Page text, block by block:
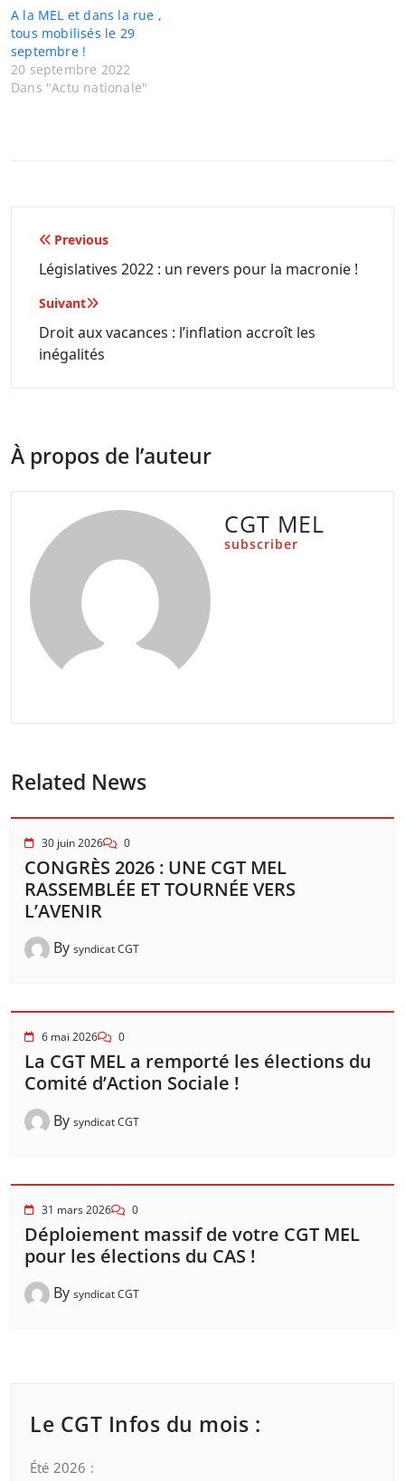
A la MEL et dans la rue ,
tous mobilisés le 29
septembre !
20 septembre 2022
Dans "Actu nationale"
Navigation
de
l’article
Previous
Législatives 2022 : un revers pour la macronie !
Suivant
Droit aux vacances : l’inflation accroît les
inégalités
À propos de l’auteur
CGT MEL
subscriber
Related News
30 juin 2026 0
CONGRÈS 2026 : UNE CGT MEL
RASSEMBLÉE ET TOURNÉE VERS
L’AVENIR
By syndicat CGT
6 mai 2026 0
La CGT MEL a remporté les élections du
Comité d’Action Sociale !
By syndicat CGT
31 mars 2026 0
Déploiement massif de votre CGT MEL
pour les élections du CAS !
By syndicat CGT
Le CGT Infos du mois :
Été 2026 :